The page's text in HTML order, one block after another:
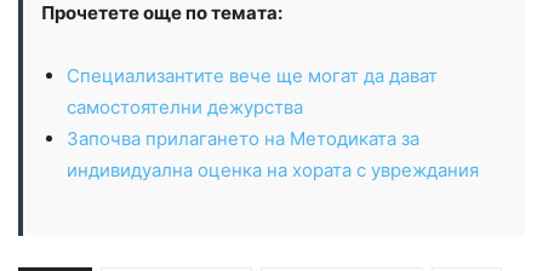
Прочетете още по темата:
Специализантите вече ще могат да дават
самостоятелни дежурства
Започва прилагането на Методиката за
индивидуална оценка на хората с увреждания